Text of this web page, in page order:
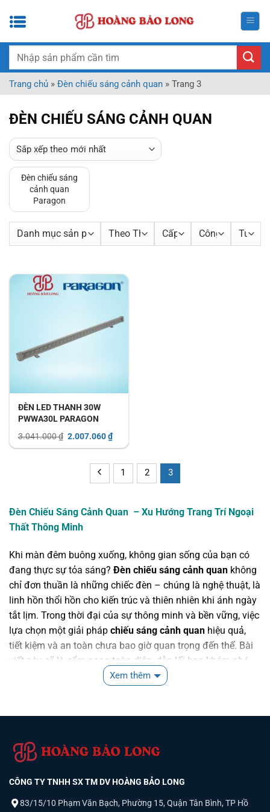
qua
dung
Tìm
Trang chủ » Đèn chiếu sáng cảnh quan » Trang 3
ĐÈN CHIẾU SÁNG CẢNH QUAN
Đèn chiếu sáng
cảnh quan
Paragon
ĐÈN LED THANH 30W
PWWA30L PARAGON
3.041.000₫ Giá
là:
2.007.060₫Giá
hiện
tại
2.007.060 ₫.
1 2 3
Đèn Chiếu Sáng Cảnh Quan – Xu Hướng Trang Trí Ngoại
Thất Thông Minh
Khi màn đêm buông xuống, không gian sống của bạn có
đang thực sự tỏa sáng? Đèn chiếu sáng cảnh quan không
chỉ đơn thuần là những chiếc đèn – chúng là nghệ thuật, là
linh hồn thổi hồn cho kiến trúc và thiên nhiên khi ánh ngày
tắt lịm. Trong thời đại của sự thông minh và bền vững, việc
lựa chọn một giải pháp chiếu sáng cảnh quan hiệu quả,
tiết kiệm và an toàn chưa bao giờ quan trọng đến thế. Bài
viết này sẽ là cẩm nang toàn diện, dẫn lối bạn khám phá
đèn chiếu sáng cảnh quan LED
GIỚI THIỆU VỀ ĐÈN CHIẾU SÁNG CẢNH QUAN
lạ, mà đã trở thành xu hướng tất yếu trong thiết kế không
gian ngoại thất hiện đại. Khác với các loại đèn truyền
Xem thêm
CÔNG TY TNHH SX TM DV HOÀNG BẢO LONG
83/15/10 Phạm Văn Bạch, Phường 15, Quận Tân Bình, TP Hồ